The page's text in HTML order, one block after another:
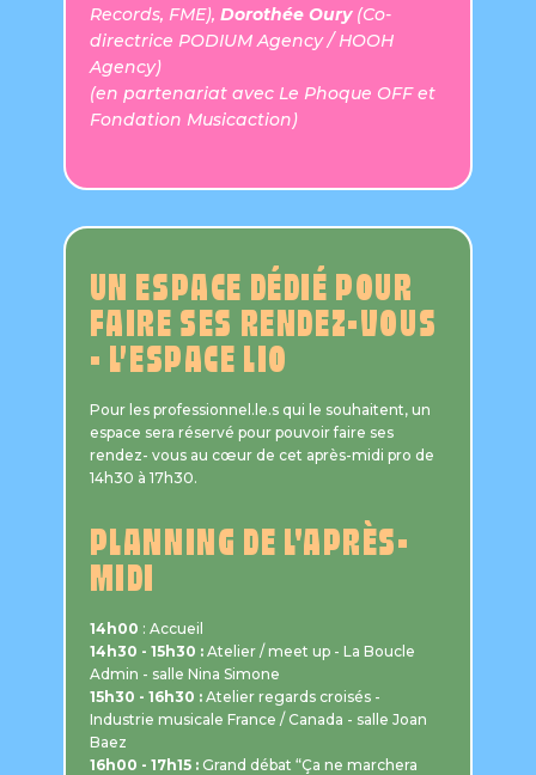
Records, FME), Dorothée Oury(Co-
directrice PODIUM Agency / HOOH
Agency)
(en partenariat avec Le Phoque OFF et
Fondation Musicaction)
UN ESPACE DÉDIÉ POUR
FAIRE SES RENDEZ-VOUS
- L’ESPACE LIO
Pour les professionnel.le.s qui le souhaitent, un
espace sera réservé pour pouvoir faire ses
rendez- vous au cœur de cet après-midi pro de
14h30 à 17h30.
PLANNING DE L'APRÈS-
MIDI
14h00 : Accueil
14h30 - 15h30 :Atelier / meet up - La Boucle
Admin - salle Nina Simone
15h30 - 16h30 : Atelier regards croisés -
Industrie musicale France / Canada - salle Joan
Baez
16h00 - 17h15 : Grand débat “Ça ne marchera